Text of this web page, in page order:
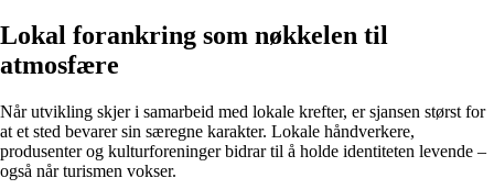
Lokal forankring som nøkkelen til
atmosfære
Når utvikling skjer i samarbeid med lokale krefter, er sjansen størst for
at et sted bevarer sin særegne karakter. Lokale håndverkere,
produsenter og kulturforeninger bidrar til å holde identiteten levende –
også når turismen vokser.